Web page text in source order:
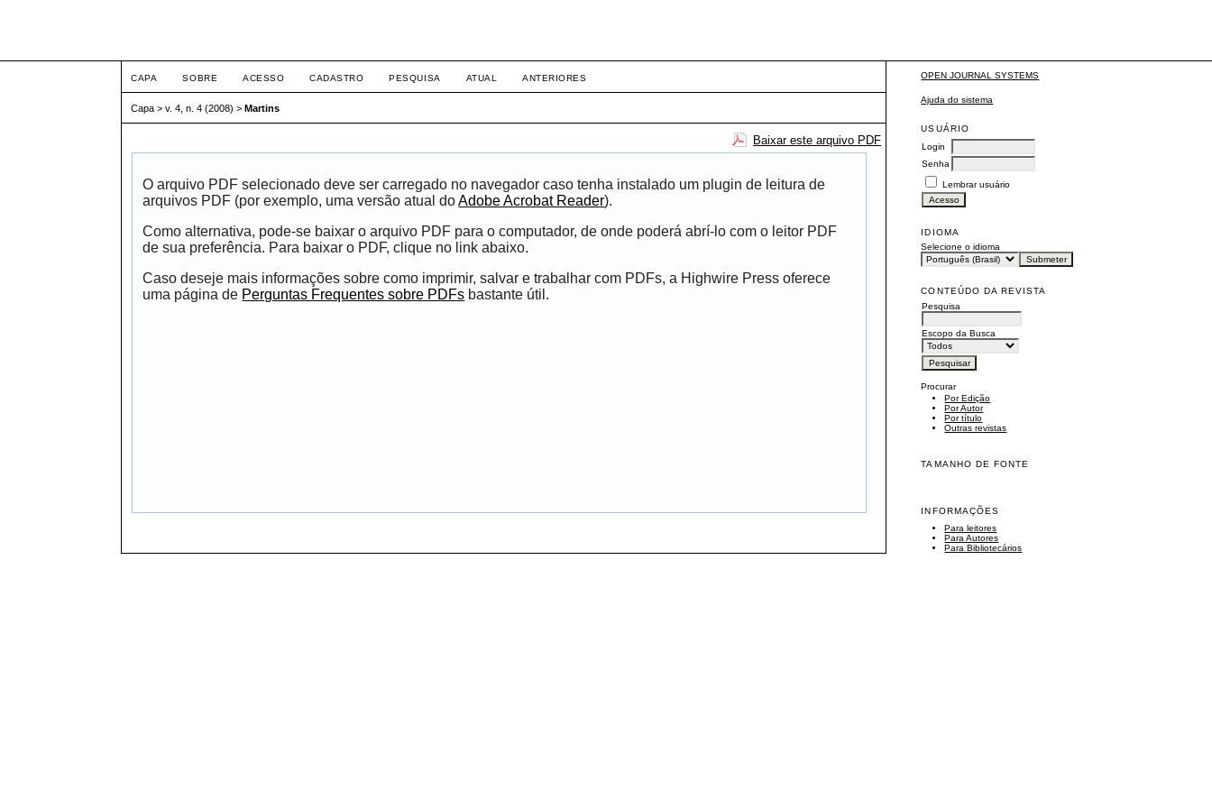
OPEN JOURNAL SYSTEMS
Ajuda do sistema
USUÁRIO
Login
Senha
Lembrar usuário
IDIOMA
Selecione o idioma
CONTEÚDO DA REVISTA
Pesquisa
Escopo da Busca
Procurar
Por Edição
Por Autor
Por título
Outras revistas
TAMANHO DE FONTE
INFORMAÇÕES
Para leitores
Para Autores
Para Bibliotecários
CAPA SOBRE ACESSO CADASTRO PESQUISA ATUAL ANTERIORES
Capa >v. 4, n. 4 (2008) >Martins
Baixar este arquivo PDF
O arquivo PDF selecionado deve ser carregado no navegador caso tenha instalado um plugin de leitura de
arquivos PDF (por exemplo, uma versão atual doAdobe Acrobat Reader).
Como alternativa, pode-se baixar o arquivo PDF para o computador, de onde poderá abrí-lo com o leitor PDF
de sua preferência. Para baixar o PDF, clique no link abaixo.
Caso deseje mais informações sobre como imprimir, salvar e trabalhar com PDFs, a Highwire Press oferece
uma página de Perguntas Frequentes sobre PDFs bastante útil.